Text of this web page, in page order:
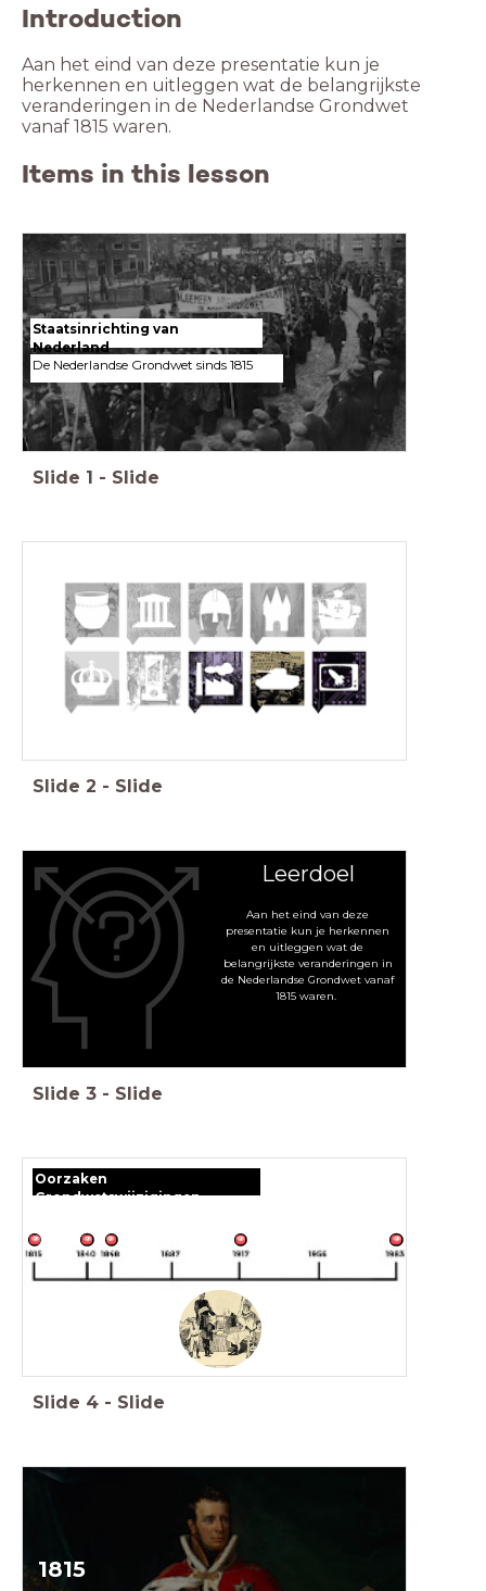
Introduction
Aan het eind van deze presentatie kun je
herkennen en uitleggen wat de belangrijkste
veranderingen in de Nederlandse Grondwet
vanaf 1815 waren.
Items in this lesson
Staatsinrichting van
Nederland
De Nederlandse Grondwet sinds 1815
Slide 1 - Slide
Slide 2 - Slide
Leerdoel
Aan het eind van deze
presentatie kun je herkennen
en uitleggen wat de
belangrijkste veranderingen in
de Nederlandse Grondwet vanaf
1815 waren.
Slide 3 - Slide
Oorzaken
Grondwetswijzigingen
Slide 4 - Slide
1815